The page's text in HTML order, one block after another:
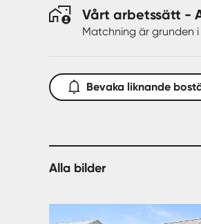
Vårt arbetssätt -
Matchning är grunden
Bevaka liknande
Alla bilder